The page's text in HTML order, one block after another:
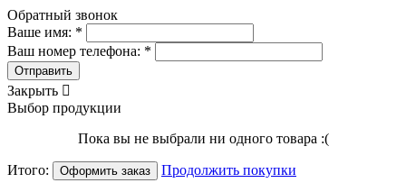
Обратный звонок
Ваше имя: *
Ваш номер телефона: *
Отправить
Закрыть 
Выбор продукции
Пока вы не выбрали ни одного товара :(
Итого: Оформить заказ Продолжить покупки